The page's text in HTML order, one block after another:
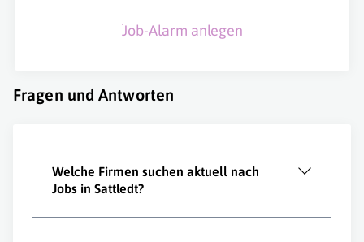
Job-Alarm anlegen
Fragen und Antworten
Welche Firmen suchen aktuell nach
Jobs in Sattledt?